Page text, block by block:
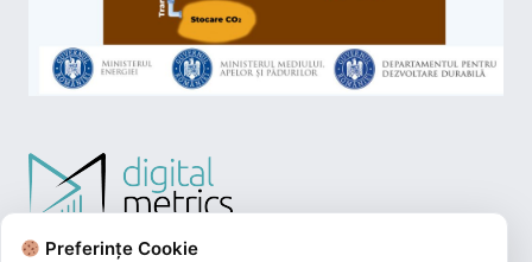
Preferințe Cookie